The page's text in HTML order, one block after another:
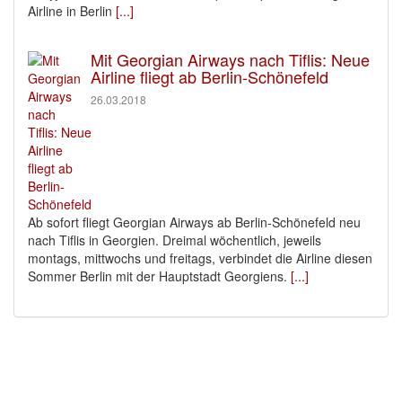
Airline in Berlin [...]
Mit Georgian Airways nach Tiflis: Neue
Airline fliegt ab Berlin-Schönefeld
26.03.2018
Ab sofort fliegt Georgian Airways ab Berlin-Schönefeld neu
nach Tiflis in Georgien. Dreimal wöchentlich, jeweils
montags, mittwochs und freitags, verbindet die Airline diesen
Sommer Berlin mit der Hauptstadt Georgiens. [...]